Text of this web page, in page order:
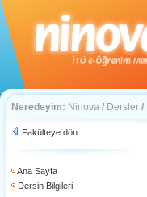
Neredeyim: Ninova / Dersler /
Fakülteye dön
Ana Sayfa
Dersin Bilgileri